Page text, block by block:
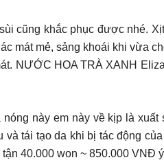
cũng khắc phục được nhé.
mát mẻ, sảng khoái khi vừa
NƯỚC HOA TRÀ XANH
này em này về kịp là xuất
và tái tạo da khi bị tác động
40.000 won ~ 850.000